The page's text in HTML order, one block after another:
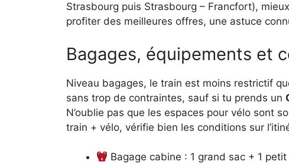
Strasbourg puis Strasbourg – Francfort),
profiter des meilleures offres, une astuce
Bagages, équipements et
Niveau bagages, le train est moins restrictif
sans trop de contraintes, sauf si tu prends un
N’oublie pas que les espaces pour vélo sont
train + vélo, vérifie bien les conditions sur
Bagage cabine : 1 grand sac + 1